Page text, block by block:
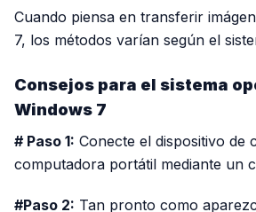
Cuando piensa en transferir
7, los métodos varían según el
Consejos para el sistema
Windows 7
# Paso 1: Conecte el dispositivo de
computadora portátil mediante un
#Paso 2: Tan pronto como